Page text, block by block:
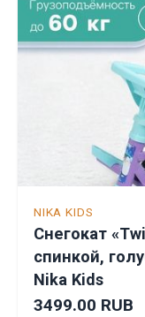
NIKA KIDS
Снегокат
спинкой,
Nika Kids
3499.00 RUB